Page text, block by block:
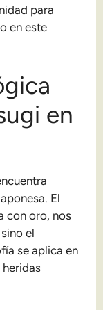
para
en este
en
El
con oro, nos
el
se aplica en